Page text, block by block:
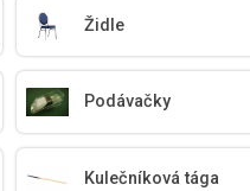
Židle
Podávačky
Kulečníková tága